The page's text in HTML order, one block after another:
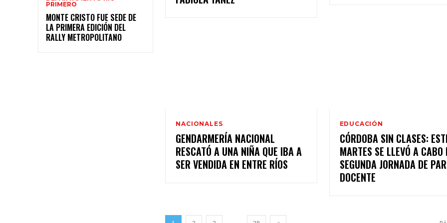
PRIMERO
MONTE CRISTO FUE SEDE DE
LA PRIMERA EDICIÓN DEL
RALLY METROPOLITANO
NACIONALES
GENDARMERÍA NACIONAL
RESCATÓ A UNA NIÑA QUE IBA A
SER VENDIDA EN ENTRE RÍOS
EDUCACIÓN
CÓRDOBA SIN CLASES:
MARTES SE LLEVÓ A CABO
SEGUNDA JORNADA DE
DOCENTE